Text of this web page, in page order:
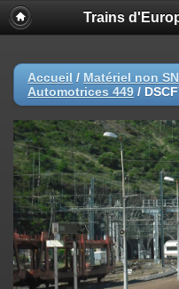
Trains
Accueil / Matériel non
Automotrices 449 /